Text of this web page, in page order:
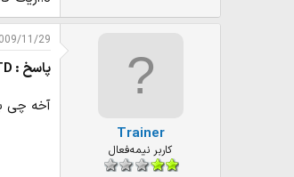
Trainer
کاربر نیمه‌فعال
11/29
پاسخ : MAN UTD
آخه چی